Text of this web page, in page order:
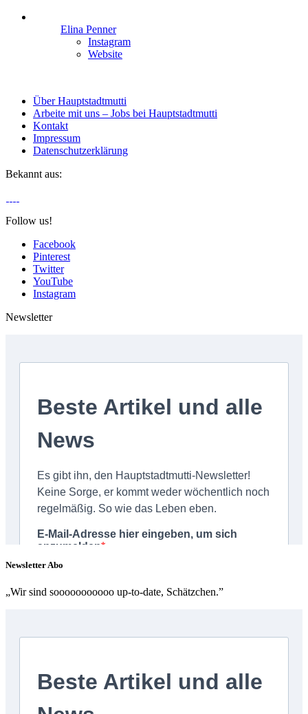
Elina Penner
Instagram
Website
Über Hauptstadtmutti
Arbeite mit uns – Jobs bei Hauptstadtmutti
Kontakt
Impressum
Datenschutzerklärung
Bekannt aus:
Follow us!
Facebook
Pinterest
Twitter
YouTube
Instagram
Newsletter
Newsletter Abo
„Wir sind sooooooooooo up-to-date, Schätzchen.”